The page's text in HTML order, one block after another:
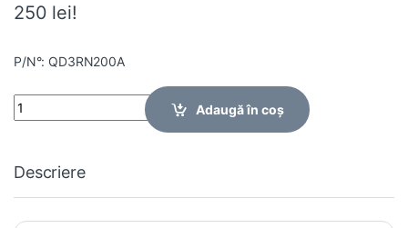
250 lei!
P/N°: QD3RN200A
Quantity
Adaugă în coș
Descriere